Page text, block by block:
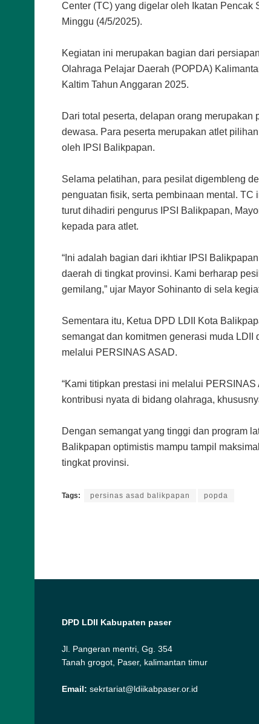
Center (TC) yang digelar oleh Ikatan Pencak
Minggu (4/5/2025).
Kegiatan ini merupakan bagian dari
Olahraga Pelajar Daerah (POPDA)
Kaltim Tahun Anggaran 2025.
Dari total peserta, delapan orang
dewasa. Para peserta merupakan atlet
oleh IPSI Balikpapan.
Selama pelatihan, para pesilat digembleng
penguatan fisik, serta pembinaan mental.
turut dihadiri pengurus IPSI Balikpapan,
kepada para atlet.
“Ini adalah bagian dari ikhtiar IPSI
daerah di tingkat provinsi. Kami berharap
gemilang,” ujar Mayor Sohinanto di sela
Sementara itu, Ketua DPD LDII Kota
semangat dan komitmen generasi muda
melalui PERSINAS ASAD.
“Kami titipkan prestasi ini melalui
kontribusi nyata di bidang olahraga,
Dengan semangat yang tinggi dan program
Balikpapan optimistis mampu tampil
tingkat provinsi.
Tags: persinas asad balikpapan popda
DPD LDII Kabupaten paser
Jl. Pangeran mentri, Gg. 354
Tanah grogot, Paser, kalimantan timur
Email: sekrtariat@ldiikabpaser.or.id